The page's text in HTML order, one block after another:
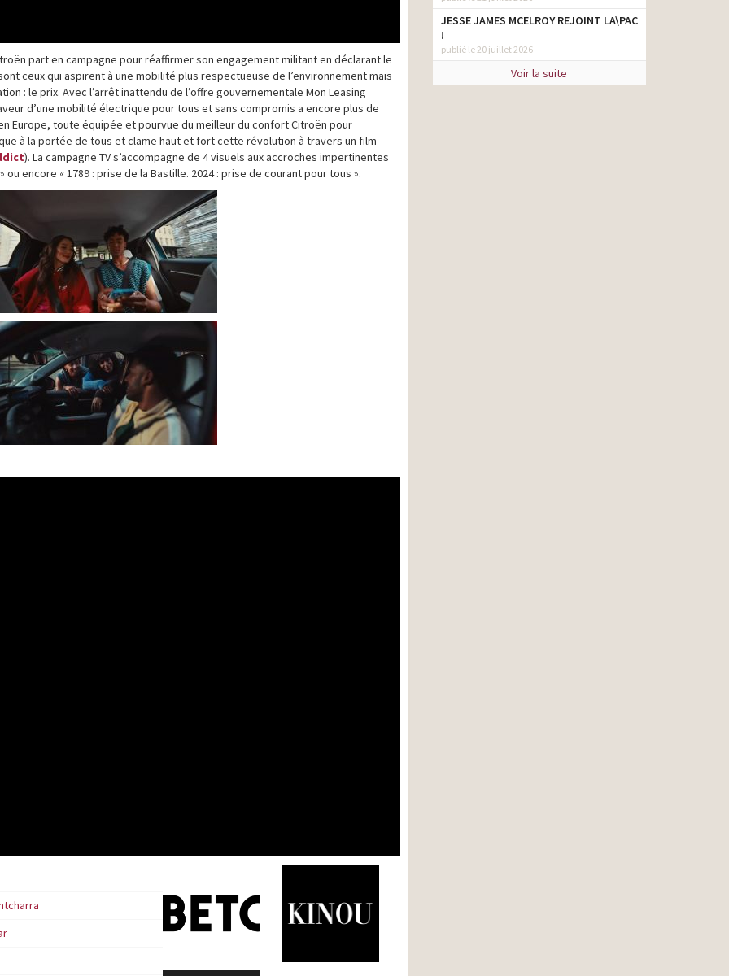
part en campagne pour réaffirmer son engagement militant en déclarant le
ceux qui aspirent à une mobilité plus respectueuse de l’environnement mais
: le prix. Avec l’arrêt inattendu de l’offre gouvernementale Mon Leasing
d’une mobilité électrique pour tous et sans compromis a encore plus de
Europe, toute équipée et pourvue du meilleur du confort Citroën pour
à la portée de tous et clame haut et fort cette révolution à travers un film
). La campagne TV s’accompagne de 4 visuels aux accroches impertinentes
encore « 1789 : prise de la Bastille. 2024 : prise de courant pour tous ».
JESSE JAMES MCELROY REJOINT LA\PAC
!
publié le 20 juillet 2026
Voir la suite